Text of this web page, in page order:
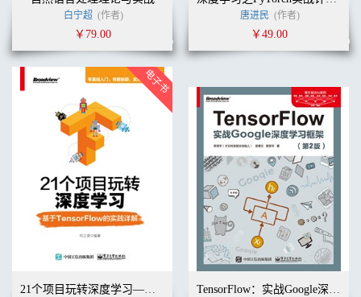
白宁超 (作者)
￥79.00
唐进民 (作者)
￥49.00
21个项目玩转深度学习——基于TensorFlow的实践详解 TensorFlow：实战Google深度学习框架（第2版）